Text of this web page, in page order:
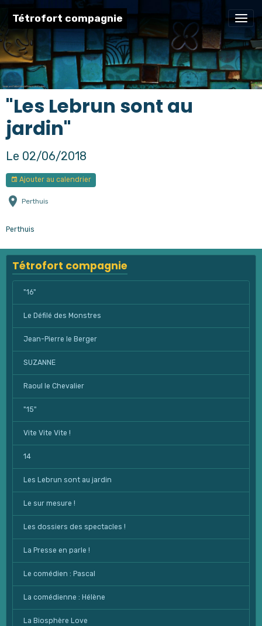
Tétrofort compagnie
"Les Lebrun sont au
jardin"
Le 02/06/2018
Ajouter au calendrier
Perthuis
Perthuis
Tétrofort compagnie
"16"
Le Défilé des Monstres
Jean-Pierre le Berger
SUZANNE
Raoul le Chevalier
"15"
Vite Vite Vite !
14
Les Lebrun sont au jardin
Le sur mesure !
Les dossiers des spectacles !
La Presse en parle !
Le comédien : Pascal
La comédienne : Hélène
La Biosphère Love